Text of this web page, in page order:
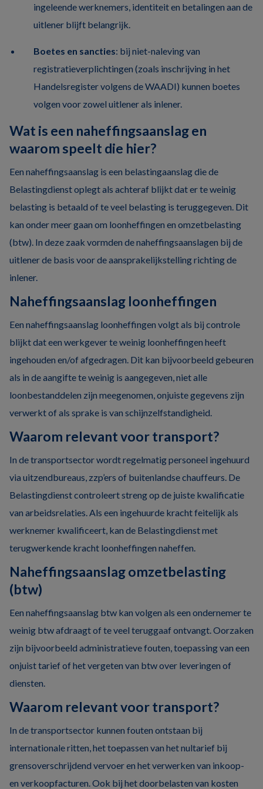
ingeleende werknemers, identiteit en betalingen aan de
uitlener blijft belangrijk.
Boetes en sancties: bij niet-naleving van
registratieverplichtingen (zoals inschrijving in het
Handelsregister volgens de WAADI) kunnen boetes
volgen voor zowel uitlener als inlener.
Wat is een naheffingsaanslag en
waarom speelt die hier?
Een naheffingsaanslag is een belastingaanslag die de
Belastingdienst oplegt als achteraf blijkt dat er te weinig
belasting is betaald of te veel belasting is teruggegeven. Dit
kan onder meer gaan om loonheffingen en omzetbelasting
(btw). In deze zaak vormden de naheffingsaanslagen bij de
uitlener de basis voor de aansprakelijkstelling richting de
inlener.
Naheffingsaanslag loonheffingen
Een naheffingsaanslag loonheffingen volgt als bij controle
blijkt dat een werkgever te weinig loonheffingen heeft
ingehouden en/of afgedragen. Dit kan bijvoorbeeld gebeuren
als in de aangifte te weinig is aangegeven, niet alle
loonbestanddelen zijn meegenomen, onjuiste gegevens zijn
verwerkt of als sprake is van schijnzelfstandigheid.
Waarom relevant voor transport?
In de transportsector wordt regelmatig personeel ingehuurd
via uitzendbureaus, zzp’ers of buitenlandse chauffeurs. De
Belastingdienst controleert streng op de juiste kwalificatie
van arbeidsrelaties. Als een ingehuurde kracht feitelijk als
werknemer kwalificeert, kan de Belastingdienst met
terugwerkende kracht loonheffingen naheffen.
Naheffingsaanslag omzetbelasting
(btw)
Een naheffingsaanslag btw kan volgen als een ondernemer te
weinig btw afdraagt of te veel teruggaaf ontvangt. Oorzaken
zijn bijvoorbeeld administratieve fouten, toepassing van een
onjuist tarief of het vergeten van btw over leveringen of
diensten.
Waarom relevant voor transport?
In de transportsector kunnen fouten ontstaan bij
internationale ritten, het toepassen van het nultarief bij
grensoverschrijdend vervoer en het verwerken van inkoop-
en verkoopfacturen. Ook bij het doorbelasten van kosten